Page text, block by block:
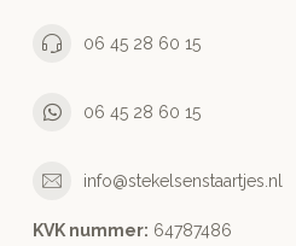
06 45 28 60 15
06 45 28 60 15
info@stekelsenstaartjes.nl
KVK nummer: 64787486